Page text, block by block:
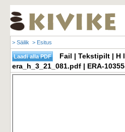
> Säilik > Esitus
Fail | Tekstipilt | H
era_h_3_21_081.pdf | ERA-